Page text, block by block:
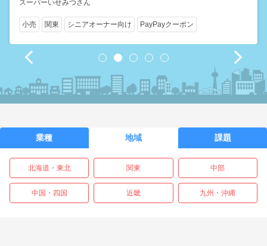
スーパーいせみつさん
小売 関東 シニアオーナー向け PayPayクーポン
1 3 4 5
業種 地域 課題
北海道・東北 関東 中部
中国・四国 近畿 九州・沖縄